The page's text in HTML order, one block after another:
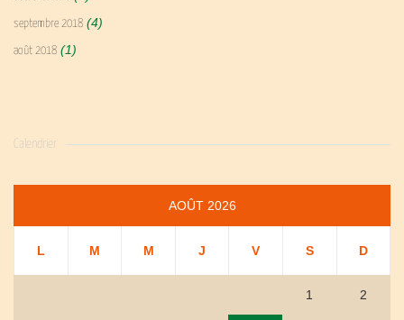
septembre 2018 (4)
août 2018 (1)
Calendrier
AOÛT 2026
L M M J V S D
1 2